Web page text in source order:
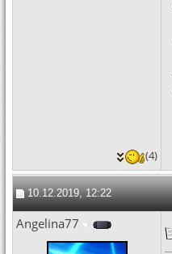
(4)
10.12.2019, 12:22
Angelina77